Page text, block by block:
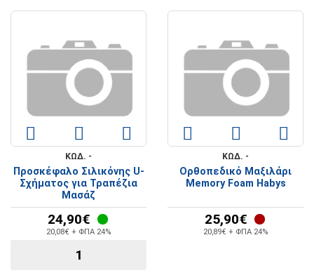
ΚΩΔ. -
Προσκέφαλο Σιλικόνης U-
Σχήματος για Τραπέζια
Μασάζ
24,90€
20,08€ + ΦΠΑ 24%
ΚΩΔ. -
Ορθοπεδικό Μαξιλάρι
Memory Foam Habys
25,90€
20,89€ + ΦΠΑ 24%